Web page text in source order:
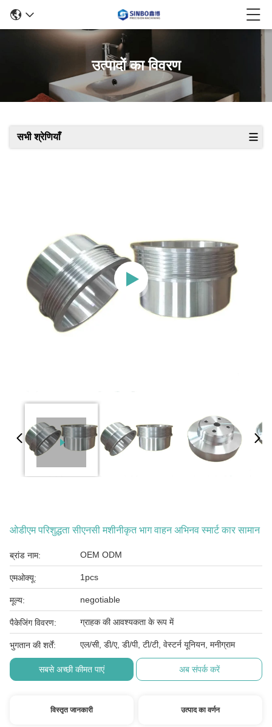
उत्पादों का विवरण
सभी श्रेणियाँ
ओडीएम परिशुद्धता सीएनसी मशीनीकृत भाग वाहन अभिनव स्मार्ट कार सामान
ब्रांड नाम: OEM ODM
एमओक्यू: 1pcs
मूल्य: negotiable
पैकेजिंग विवरण: ग्राहक की आवश्यकता के रूप में
भुगतान की शर्तें: एल/सी, डी/ए, डी/पी, टी/टी, वेस्टर्न यूनियन, मनीग्राम
सबसे अच्छी कीमत पाएं अब संपर्क करें
विस्तृत जानकारी उत्पाद का वर्णन